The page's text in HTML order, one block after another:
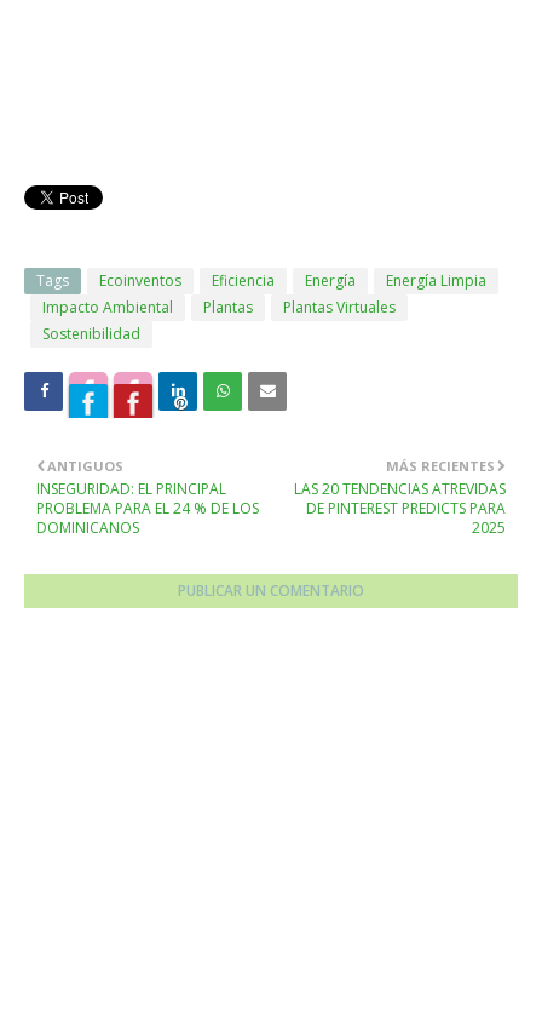
Tags Ecoinventos Eficiencia Energía
Energía Limpia
Impacto Ambiental
Plantas
Plantas Virtuales
Sostenibilidad
MÁS RECIENTES
LAS 20 TENDENCIAS ATREVIDAS
DE PINTEREST PREDICTS PARA
2025
ANTIGUOS
INSEGURIDAD: EL PRINCIPAL
PROBLEMA PARA EL 24 % DE LOS
DOMINICANOS
PUBLICAR UN COMENTARIO